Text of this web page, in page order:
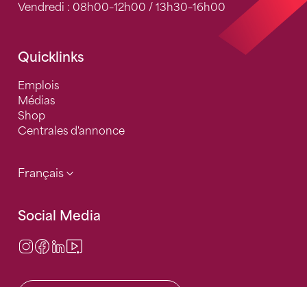
Vendredi : 08h00–12h00 / 13h30–16h00
Quicklinks
Emplois
Médias
Shop
Centrales d'annonce
Français
Social Media
Instagram
Facebook
LinkedIn